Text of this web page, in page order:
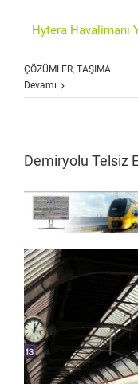
Hytera Havalimanı
ÇÖZÜMLER, TAŞIMA
Devamı
Demiryolu Telsiz